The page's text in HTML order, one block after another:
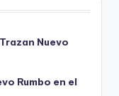
Nuevo
Rumbo en el